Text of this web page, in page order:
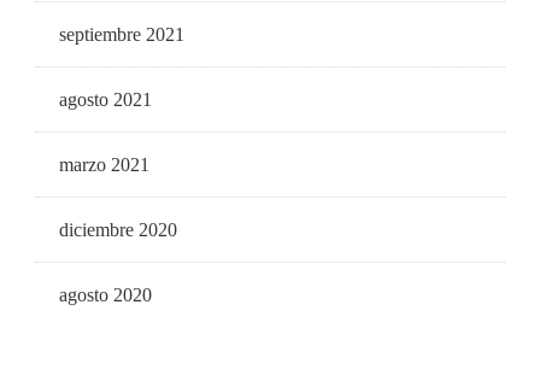
septiembre 2021
agosto 2021
marzo 2021
diciembre 2020
agosto 2020